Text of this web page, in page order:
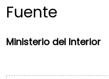
Fuente
Ministerio del Interior